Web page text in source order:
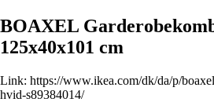
BOAXEL
125x40x101 cm
Link: https://www.ikea.com/dk/da/p/
hvid-s89384014/